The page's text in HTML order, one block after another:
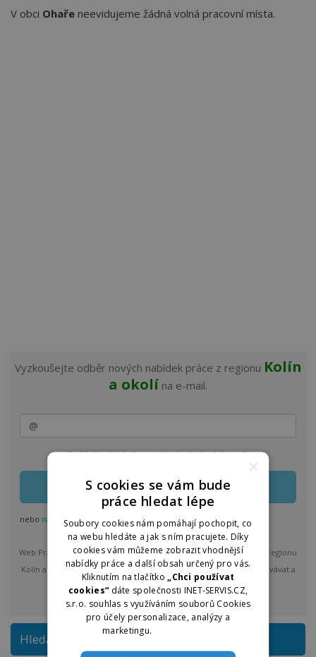
V obci Ohaře neevidujeme žádná volná pracovní místa.
Vyzkoušejte odběr nových nabídek práce z regionu Kolín
a okolí na e-mail.
Zasílání lze kdykoliv upravit nebo jednoduše zrušit
nebo nastavit odběr pro více regionů
Web Práce u nás vám bude max. 1x denně posílat nové nabídky z regionu
Kolín a okolí. Po odeslání bude provozovatel Praceunas.cz zpracovávat a
spravovat vložené osobní údaje.více
Hledat na Práce u nás
×
S cookies se vám bude
práce hledat lépe
Soubory cookies nám pomáhají pochopit, co
na webu hledáte a jak s ním pracujete. Díky
cookies vám můžeme zobrazit vhodnější
nabídky práce a další obsah určený pro vás.
Kliknutím na tlačítko„Chci používat
cookies“ dáte společnosti INET-SERVIS.CZ,
s.r.o. souhlas s využíváním souborů Cookies
pro účely personalizace, analýzy a
marketingu.